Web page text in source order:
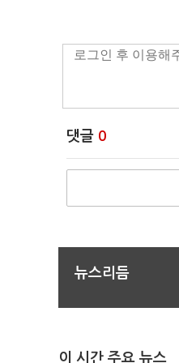
댓글 0
뉴스리듬
이 시간 주요 뉴스